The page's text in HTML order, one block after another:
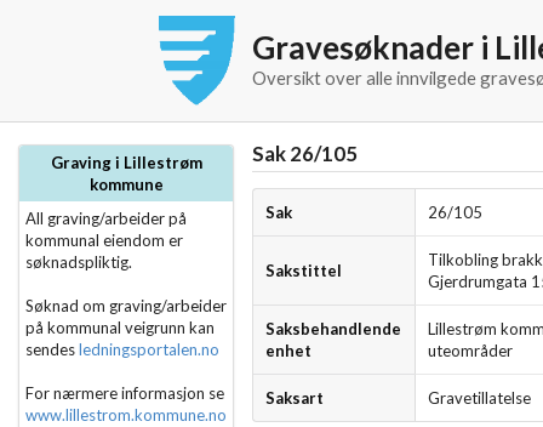
Gravesøknader i
Oversikt over alle innvilgede
Graving i Lillestrøm
kommune
All graving/arbeider på
kommunal eiendom er
søknadspliktig.
Søknad om graving/arbeider
på kommunal veigrunn kan
sendesledningsportalen.no
For nærmere informasjon se
www.lillestrom.kommune.no
Sak 26/105
Sak 26/105
Sakstittel
Tilkobling
Gjerdrumgata
Saksbehandlende
enhet
Lillestrøm
uteområder
Saksart Gravetillatelse